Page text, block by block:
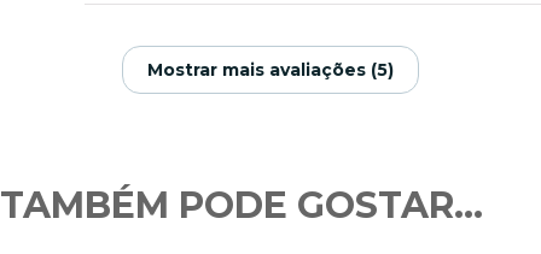
Mostrar mais avaliações (5)
TAMBÉM PODE GOSTAR…